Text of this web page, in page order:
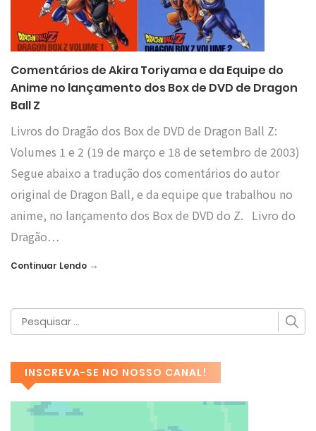
Comentários de Akira Toriyama e da Equipe do
Anime no lançamento dos Box de DVD de Dragon
Ball Z
Livros do Dragão dos Box de DVD de Dragon Ball Z:
Volumes 1 e 2 (19 de março e 18 de setembro de 2003)
Segue abaixo a tradução dos comentários do autor
original de Dragon Ball, e da equipe que trabalhou no
anime, no lançamento dos Box de DVD do Z. Livro do
Dragão…
Continuar Lendo →
INSCREVA-SE NO NOSSO CANAL!